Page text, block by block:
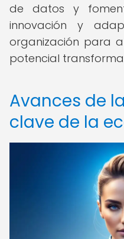
de datos y
innovación y
organización para
potencial
Avances de
clave de la